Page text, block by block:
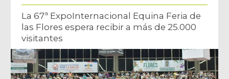
La 67ª ExpoInternacional Equina Feria de
las Flores espera recibir a más de 25.000
visitantes